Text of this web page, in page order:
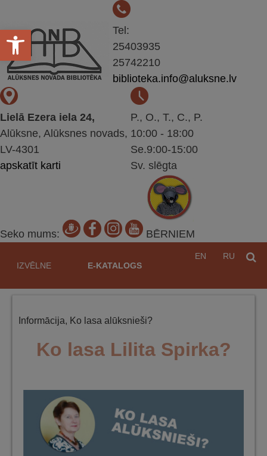
Open toolbar
Tel:
25403935
25742210
biblioteka.info@aluksne.lv
Lielā Ezera iela 24,
Alūksne, Alūksnes novads,
LV-4301
apskatīt karti
P., O., T., C., P.
10:00 - 18:00
Se.9:00-15:00
Sv. slēgta
Seko mums:
BĒRNIEM
IZVĒLNE E-KATALOGS
EN RU
Informācija, Ko lasa alūksnieši?
Ko lasa Lilita Spirka?